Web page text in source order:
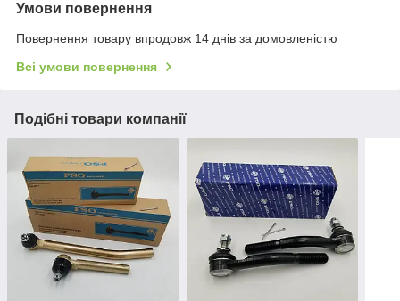
Умови повернення
Повернення товару впродовж 14 днів за домовленістю
Всі умови повернення
Подібні товари компанії